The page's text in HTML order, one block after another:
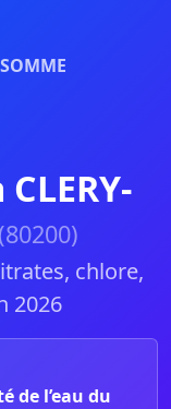
(80200)
chlore,
2026
de l’eau du